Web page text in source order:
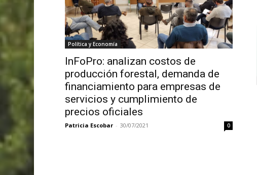
Política y Economía
InFoPro: analizan costos de
producción forestal, demanda de
financiamiento para empresas de
servicios y cumplimiento de
precios oficiales
Patricia Escobar - 30/07/2021 0